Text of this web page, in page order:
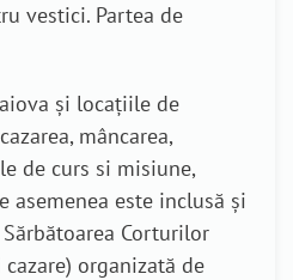
vestici. Partea de
și locațiile de
mâncarea,
de curs si misiune,
asemenea este inclusă și
Corturilor
organizată de